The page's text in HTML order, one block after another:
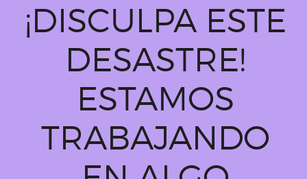
¡DISCULPA ESTE
DESASTRE!
ESTAMOS
TRABAJANDO